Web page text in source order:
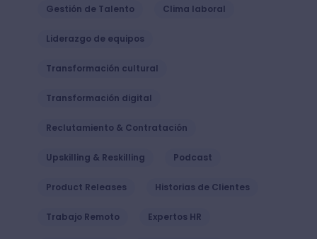
Gestión de Talento Clima laboral
Liderazgo de equipos
Transformación cultural
Transformación digital
Reclutamiento & Contratación
Upskilling & Reskilling Podcast
Product Releases Historias de Clientes
Trabajo Remoto Expertos HR